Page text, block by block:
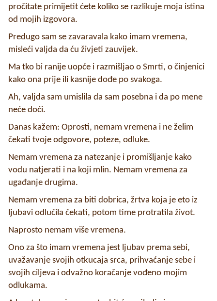
pročitate primijetit ćete koliko se razlikuje moja istina
od mojih izgovora.
Predugo sam se zavaravala kako imam vremena,
misleći valjda da ću živjeti zauvijek.
Ma tko bi ranije uopće i razmišljao o Smrti, o činjenici
kako ona prije ili kasnije dođe po svakoga.
Ah, valjda sam umislila da sam posebna i da po mene
neće doći.
Danas kažem: Oprosti, nemam vremena i ne želim
čekati tvoje odgovore, poteze, odluke.
Nemam vremena za natezanje i promišljanje kako
vodu natjerati i na koji mlin. Nemam vremena za
ugađanje drugima.
Nemam vremena za biti dobrica, žrtva koja je eto iz
ljubavi odlučila čekati, potom time protratila život.
Naprosto nemam više vremena.
Ono za što imam vremena jest ljubav prema sebi,
uvažavanje svojih otkucaja srca, prihvaćanje sebe i
svojih ciljeva i odvažno koračanje vođeno mojim
odlukama.